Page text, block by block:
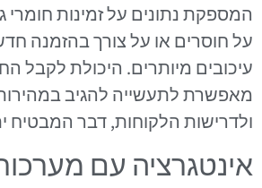
המספקת נתונים על זמינות חומרי
על חוסרים או על צורך בהזמנה
עיכובים מיותרים. היכולת לקבל
מאפשרת לתעשייה להגיב במהירות
ולדרישות הלקוחות, דבר המבטיח
אינטגרציה עם